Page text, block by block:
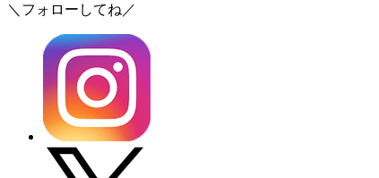
＼フォローしてね／